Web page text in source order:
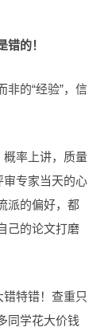
的！
非的“经验”，信
概率上讲，质量
审专家当天的心
派的偏好，都
己的论文打磨
错特错！查重只
同学花大价钱